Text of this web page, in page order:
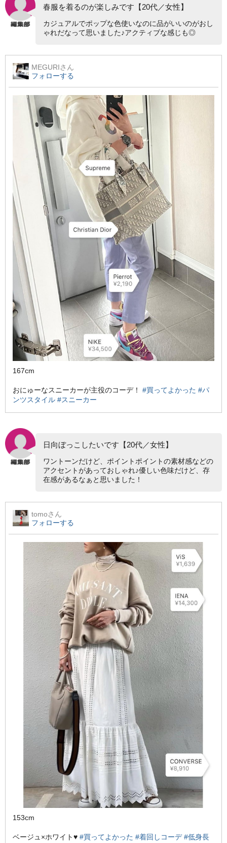
春服を着るのが楽しみです【20代／女性】
カジュアルでポップな色使いなのに品がいいのがおし
ゃれだなって思いました♪アクティブな感じも◎
MEGURIさん
フォローする
167cm
おにゅーなスニーカーが主役のコーデ！ #買ってよかった #パ
ンツスタイル #スニーカー
日向ぼっこしたいです【20代／女性】
ワントーンだけど、ポイントポイントの素材感などの
アクセントがあっておしゃれ♪優しい色味だけど、存
在感があるなぁと思いました！
tomoさん
フォローする
153cm
ベージュ×ホワイト♥ #買ってよかった #着回しコーデ #低身長